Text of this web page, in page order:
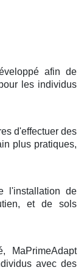
afin de
les individus
d'effectuer des
plus pratiques,
l'installation de
et de sols
MaPrimeAdapt
avec des